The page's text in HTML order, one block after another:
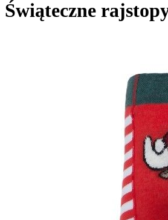
Świąteczne